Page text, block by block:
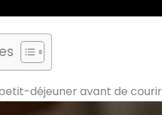
déjeuner avant de courir